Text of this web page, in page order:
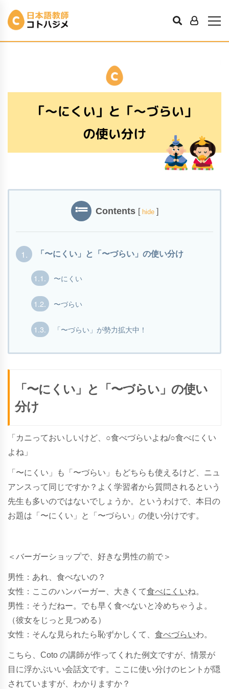
「〜にくい」と「〜づらい」の使い分け
K先輩
Contents [ hide ]
1. 「〜にくい」と「〜づらい」の使い分け
1.1. 〜にくい
1.2. 〜づらい
1.3. 「〜づらい」が勢力拡大中！
「〜にくい」と「〜づらい」の使い
分け
「カニっておいしいけど、○食べづらいよね/○食べにくい
よね」
「〜にくい」も「〜づらい」もどちらも使えるけど、ニュ
アンスって同じですか？よく学習者から質問されるという
先生も多いのではないでしょうか。というわけで、本日の
お題は「〜にくい」と「〜づらい」の使い分けです。
＜バーガーショップで、好きな男性の前で＞
男性：あれ、食べないの？
女性：ここのハンバーガー 、大きくて食べにくいね。
男性：そうだねー。でも早く食べないと冷めちゃうよ。
（彼女をじっと見つめる）
女性：そんな見られたら恥ずかしくて、 食べづらいわ。
こちら、Coto の講師が作ってくれた例文ですが、情景が
目に浮かぶいい会話文です。ここに使い分けのヒントが隠
されていますが、わかりますか？